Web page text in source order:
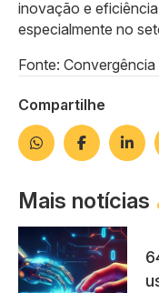
inovação e
especialmente no
Fonte: Convergência
Compartilhe
Mais notícias